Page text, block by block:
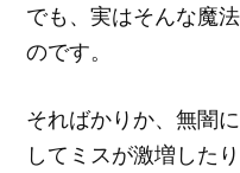
でも、実はそんな魔
のです。
そればかりか、無闇
してミスが激増した